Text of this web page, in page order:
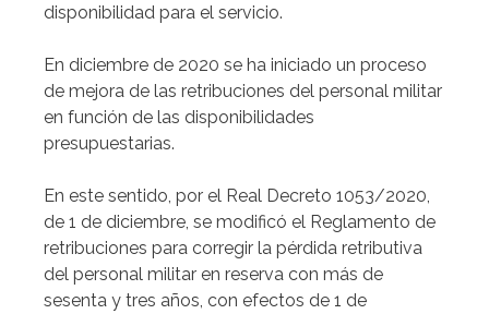
disponibilidad para el servicio.
En diciembre de 2020 se ha iniciado un proceso
de mejora de las retribuciones del personal militar
en función de las disponibilidades
presupuestarias.
En este sentido, por el Real Decreto 1053/2020,
de 1 de diciembre, se modificó el Reglamento de
retribuciones para corregir la pérdida retributiva
del personal militar en reserva con más de
sesenta y tres años, con efectos de 1 de